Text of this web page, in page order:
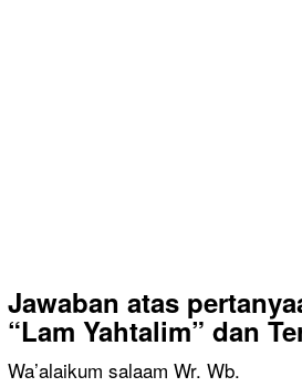
Jawaban atas
“Lam Yahtalim” dan
Wa’alaikum salaam Wr. Wb.